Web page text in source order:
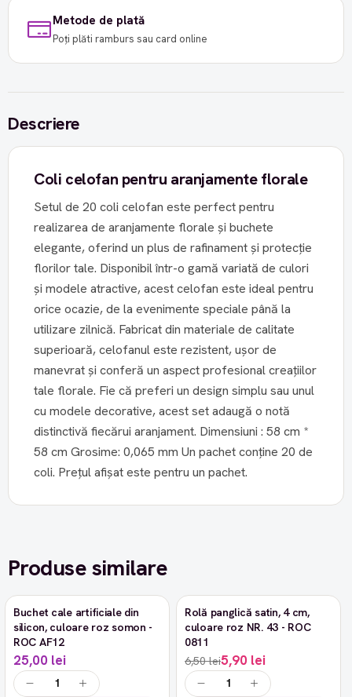
Metode de plată
Poți plăti ramburs sau card online
Descriere
Coli celofan pentru aranjamente florale
Setul de 20 coli celofan este perfect pentru
realizarea de aranjamente florale și buchete
elegante, oferind un plus de rafinament și protecție
florilor tale. Disponibil într-o gamă variată de culori
și modele atractive, acest celofan este ideal pentru
orice ocazie, de la evenimente speciale până la
utilizare zilnică. Fabricat din materiale de calitate
superioară, celofanul este rezistent, ușor de
manevrat și conferă un aspect profesional creațiilor
tale florale. Fie că preferi un design simplu sau unul
cu modele decorative, acest set adaugă o notă
distinctivă fiecărui aranjament. Dimensiuni : 58 cm *
58 cm Grosime: 0,065 mm Un pachet conține 20 de
coli. Prețul afișat este pentru un pachet.
Produse similare
Buchet cale artificiale din
silicon, culoare roz somon -
ROC AF12
25,00 lei
-9%
Rolă panglică satin, 4 cm,
culoare roz NR. 43 - ROC
0811
6,50 lei5,90 lei